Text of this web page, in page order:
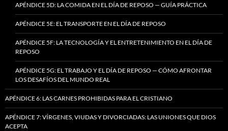
APÉNDICE 5D: LA COMIDA EN EL DÍA DE REPOSO — GUÍA PRÁCTICA
APÉNDICE 5E: EL TRANSPORTE EN EL DÍA DE REPOSO
APÉNDICE 5F: LA TECNOLOGÍA Y EL ENTRETENIMIENTO EN EL DÍA DE
REPOSO
APÉNDICE 5G: EL TRABAJO Y EL DÍA DE REPOSO — CÓMO AFRONTAR
LOS DESAFÍOS DEL MUNDO REAL
APÉNDICE 6: LAS CARNES PROHIBIDAS PARA EL CRISTIANO
APÉNDICE 7: VÍRGENES, VIUDAS Y DIVORCIADAS: LAS UNIONES QUE DIOS
ACEPTA